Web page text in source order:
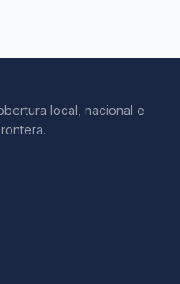
local, nacional e